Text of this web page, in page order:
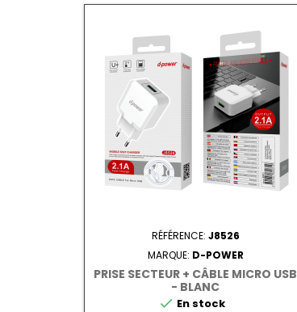
RÉFÉRENCE: J8526
MARQUE: D-POWER
PRISE SECTEUR + CÂBLE MICRO USB
- BLANC
 En stock